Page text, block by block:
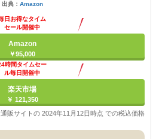
出典： Amazon
日お得なタイム
セール開催中
Amazon
￥95,000
時間タイムセー
ル毎日開催中
楽天市場
￥ 121,350
販サイトの 2024年11月12日時点 での税込価格